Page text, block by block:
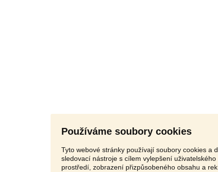
Používáme soubory cookies
Tyto webové stránky používají soubory cookies a
sledovací nástroje s cílem vylepšení uživatelského
prostředí, zobrazení přizpůsobeného obsahu a